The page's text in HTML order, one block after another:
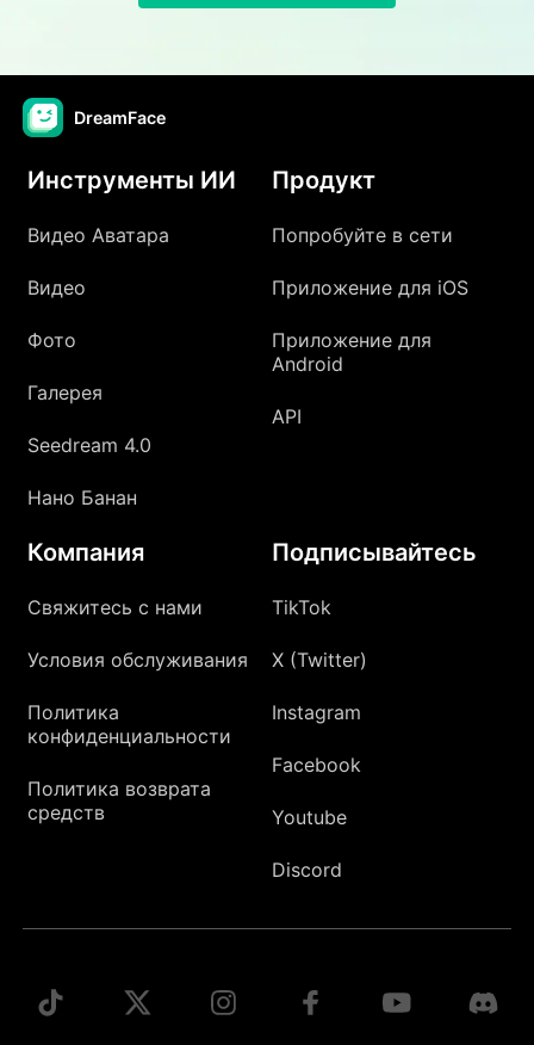
DreamFace
Инструменты ИИ
Видео Аватара
Видео
Фото
Галерея
Seedream 4.0
Нано Банан
Продукт
Попробуйте в сети
Приложение для iOS
Приложение для
Android
API
Компания
Свяжитесь с нами
Условия обслуживания
Политика
конфиденциальности
Политика возврата
средств
Подписывайтесь
TikTok
X (Twitter)
Instagram
Facebook
Youtube
Discord